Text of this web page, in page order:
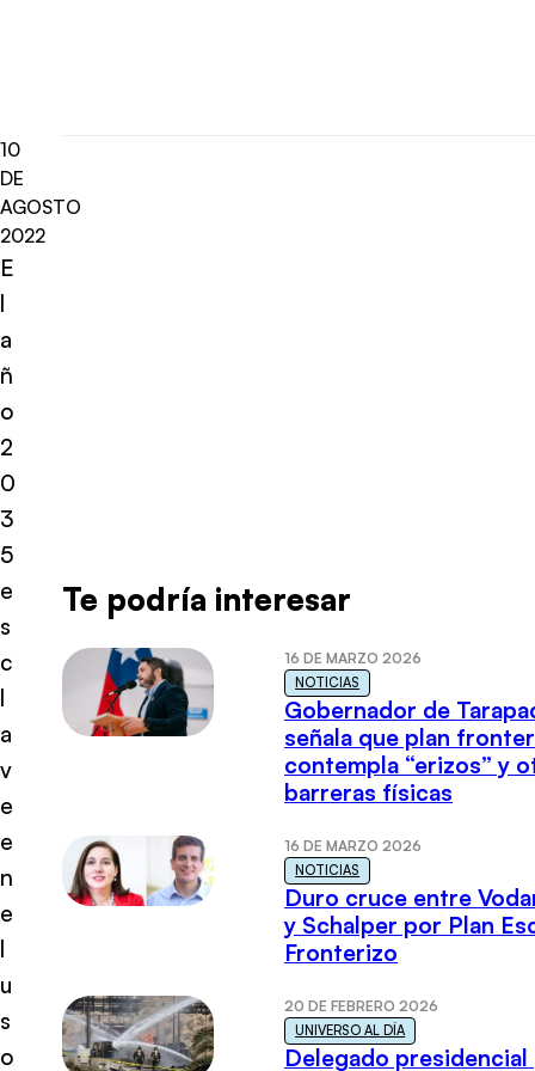
10
DE
AGOSTO
2022
E
l
a
ñ
o
2
0
3
5
e
s
c
l
a
v
e
e
n
e
l
u
s
o
Te podría interesar
16 DE MARZO 2026
NOTICIAS
Gobernador de
señala que plan
contempla “erizos” y
barreras físicas
16 DE MARZO 2026
NOTICIAS
Duro cruce entre
y Schalper por Plan
Fronterizo
20 DE FEBRERO 2026
UNIVERSO AL DÍA
Delegado presidencial